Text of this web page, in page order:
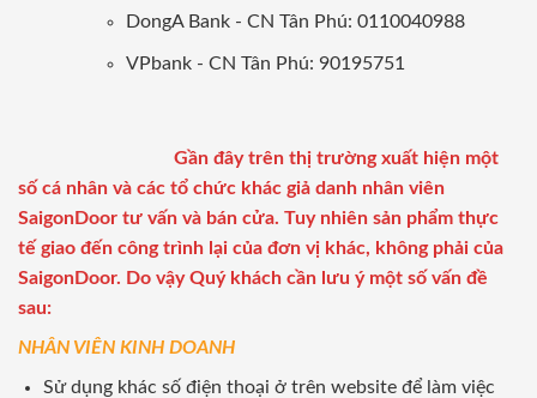
DongA Bank - CN Tân Phú: 0110040988
VPbank - CN Tân Phú: 90195751
Gần đây trên thị trường xuất hiện một
số cá nhân và các tổ chức khác giả danh nhân viên
SaigonDoor tư vấn và bán cửa. Tuy nhiên sản phẩm thực
tế giao đến công trình lại của đơn vị khác, không phải của
SaigonDoor. Do vậy Quý khách cần lưu ý một số vấn đề
sau:
NHÂN VIÊN KINH DOANH
Sử dụng khác số điện thoại ở trên website để làm việc